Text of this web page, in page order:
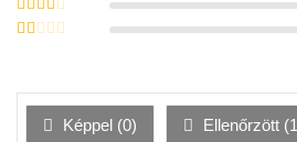
Értékelés:
Képpel (0) Ellenőrzött (1